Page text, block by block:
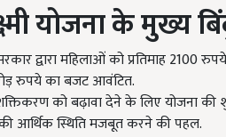
योजना के मुख्य
द्वारा महिलाओं को प्रतिमाह 2100
रुपये का बजट आवंटित.
को बढ़ावा देने के लिए योजना
आर्थिक स्थिति मजबूत करने की पहल.